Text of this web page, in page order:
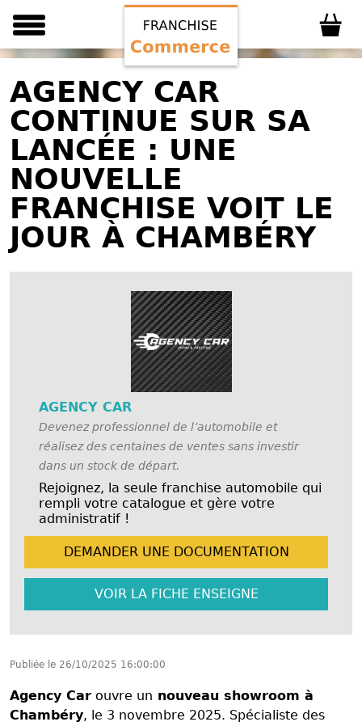
AGENCY CAR
CONTINUE SUR SA
LANCÉE : UNE
NOUVELLE
FRANCHISE VOIT LE
JOUR À CHAMBÉRY
AGENCY CAR
Devenez professionnel de l’automobile et
réalisez des centaines de ventes sans investir
dans un stock de départ.
Rejoignez, la seule franchise automobile qui
rempli votre catalogue et gère votre
administratif !
DEMANDER UNE DOCUMENTATION
VOIR LA FICHE ENSEIGNE
Publiée le 26/10/2025 16:00:00
Agency Car ouvre un nouveau showroom à
Chambéry, le 3 novembre 2025. Spécialiste des